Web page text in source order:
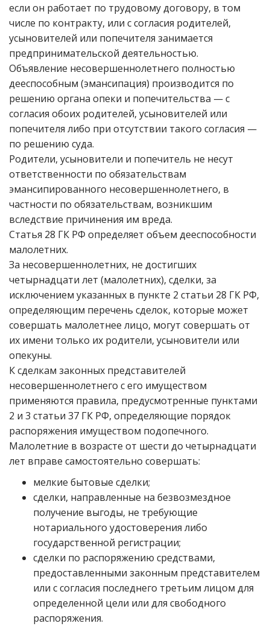
если он работает по трудовому договору, в том
числе по контракту, или с согласия родителей,
усыновителей или попечителя занимается
предпринимательской деятельностью.
Объявление несовершеннолетнего полностью
дееспособным (эмансипация) производится по
решению органа опеки и попечительства — с
согласия обоих родителей, усыновителей или
попечителя либо при отсутствии такого согласия —
по решению суда.
Родители, усыновители и попечитель не несут
ответственности по обязательствам
эмансипированного несовершеннолетнего, в
частности по обязательствам, возникшим
вследствие причинения им вреда.
Статья 28 ГК РФ определяет объем дееспособности
малолетних.
За несовершеннолетних, не достигших
четырнадцати лет (малолетних), сделки, за
исключением указанных в пункте 2 статьи 28 ГК РФ,
определяющим перечень сделок, которые может
совершать малолетнее лицо, могут совершать от
их имени только их родители, усыновители или
опекуны.
К сделкам законных представителей
несовершеннолетнего с его имуществом
применяются правила, предусмотренные пунктами
2 и 3 статьи 37 ГК РФ, определяющие порядок
распоряжения имуществом подопечного.
Малолетние в возрасте от шести до четырнадцати
лет вправе самостоятельно совершать:
мелкие бытовые сделки;
сделки, направленные на безвозмездное
получение выгоды, не требующие
нотариального удостоверения либо
государственной регистрации;
сделки по распоряжению средствами,
предоставленными законным представителем
или с согласия последнего третьим лицом для
определенной цели или для свободного
распоряжения.